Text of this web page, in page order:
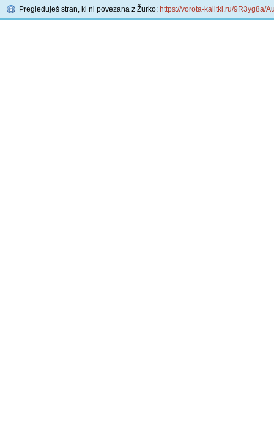
Pregleduješ stran, ki ni povezana z Žurko: https://vorota-kalitki.ru/9R3yg8a/